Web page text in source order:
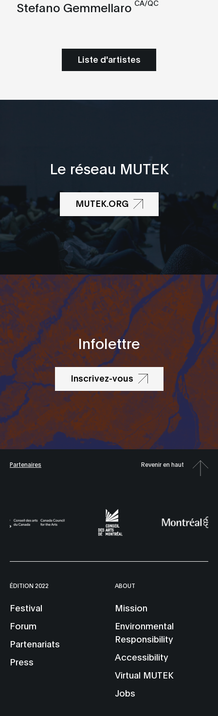
Stefano Gemmellaro CA/QC
Liste d'artistes
Le réseau MUTEK
MUTEK.ORG
Infolettre
Inscrivez-vous
Partenaires Revenir en haut
ÉDITION 2022
Festival
Forum
Partenariats
Press
ABOUT
Mission
Environmental
Responsibility
Accessibility
Virtual MUTEK
Jobs